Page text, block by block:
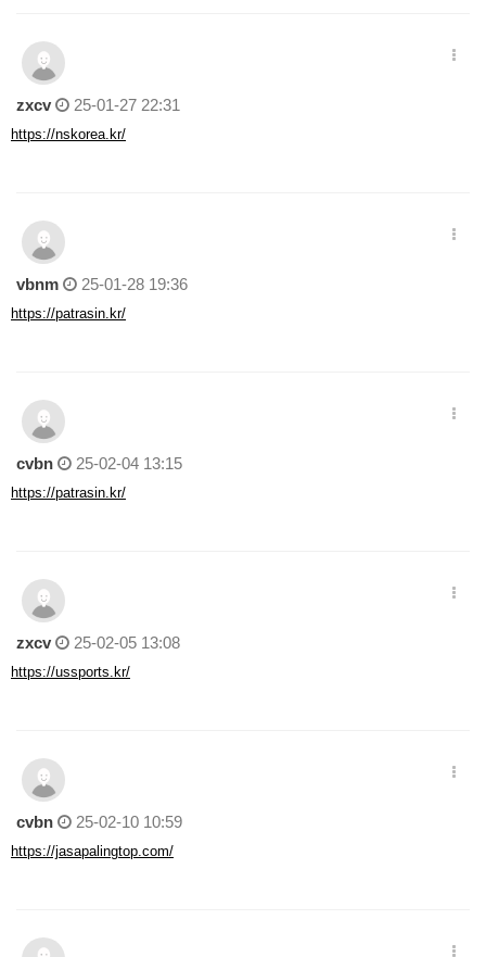
zxcv 25-01-27 22:31
https://nskorea.kr/
vbnm 25-01-28 19:36
https://patrasin.kr/
cvbn 25-02-04 13:15
https://patrasin.kr/
zxcv 25-02-05 13:08
https://ussports.kr/
cvbn 25-02-10 10:59
https://jasapalingtop.com/